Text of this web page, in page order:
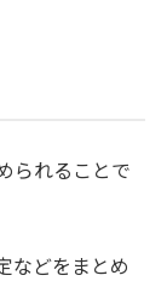
られることで
などをまとめ